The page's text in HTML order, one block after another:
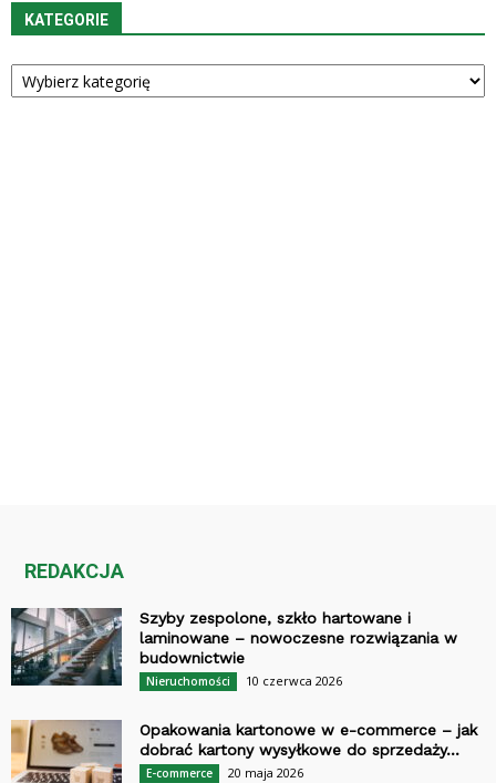
KATEGORIE
Kategorie
REDAKCJA
Szyby zespolone, szkło hartowane i
laminowane – nowoczesne rozwiązania w
budownictwie
Nieruchomości 10 czerwca 2026
Opakowania kartonowe w e-commerce – jak
dobrać kartony wysyłkowe do sprzedaży...
E-commerce 20 maja 2026